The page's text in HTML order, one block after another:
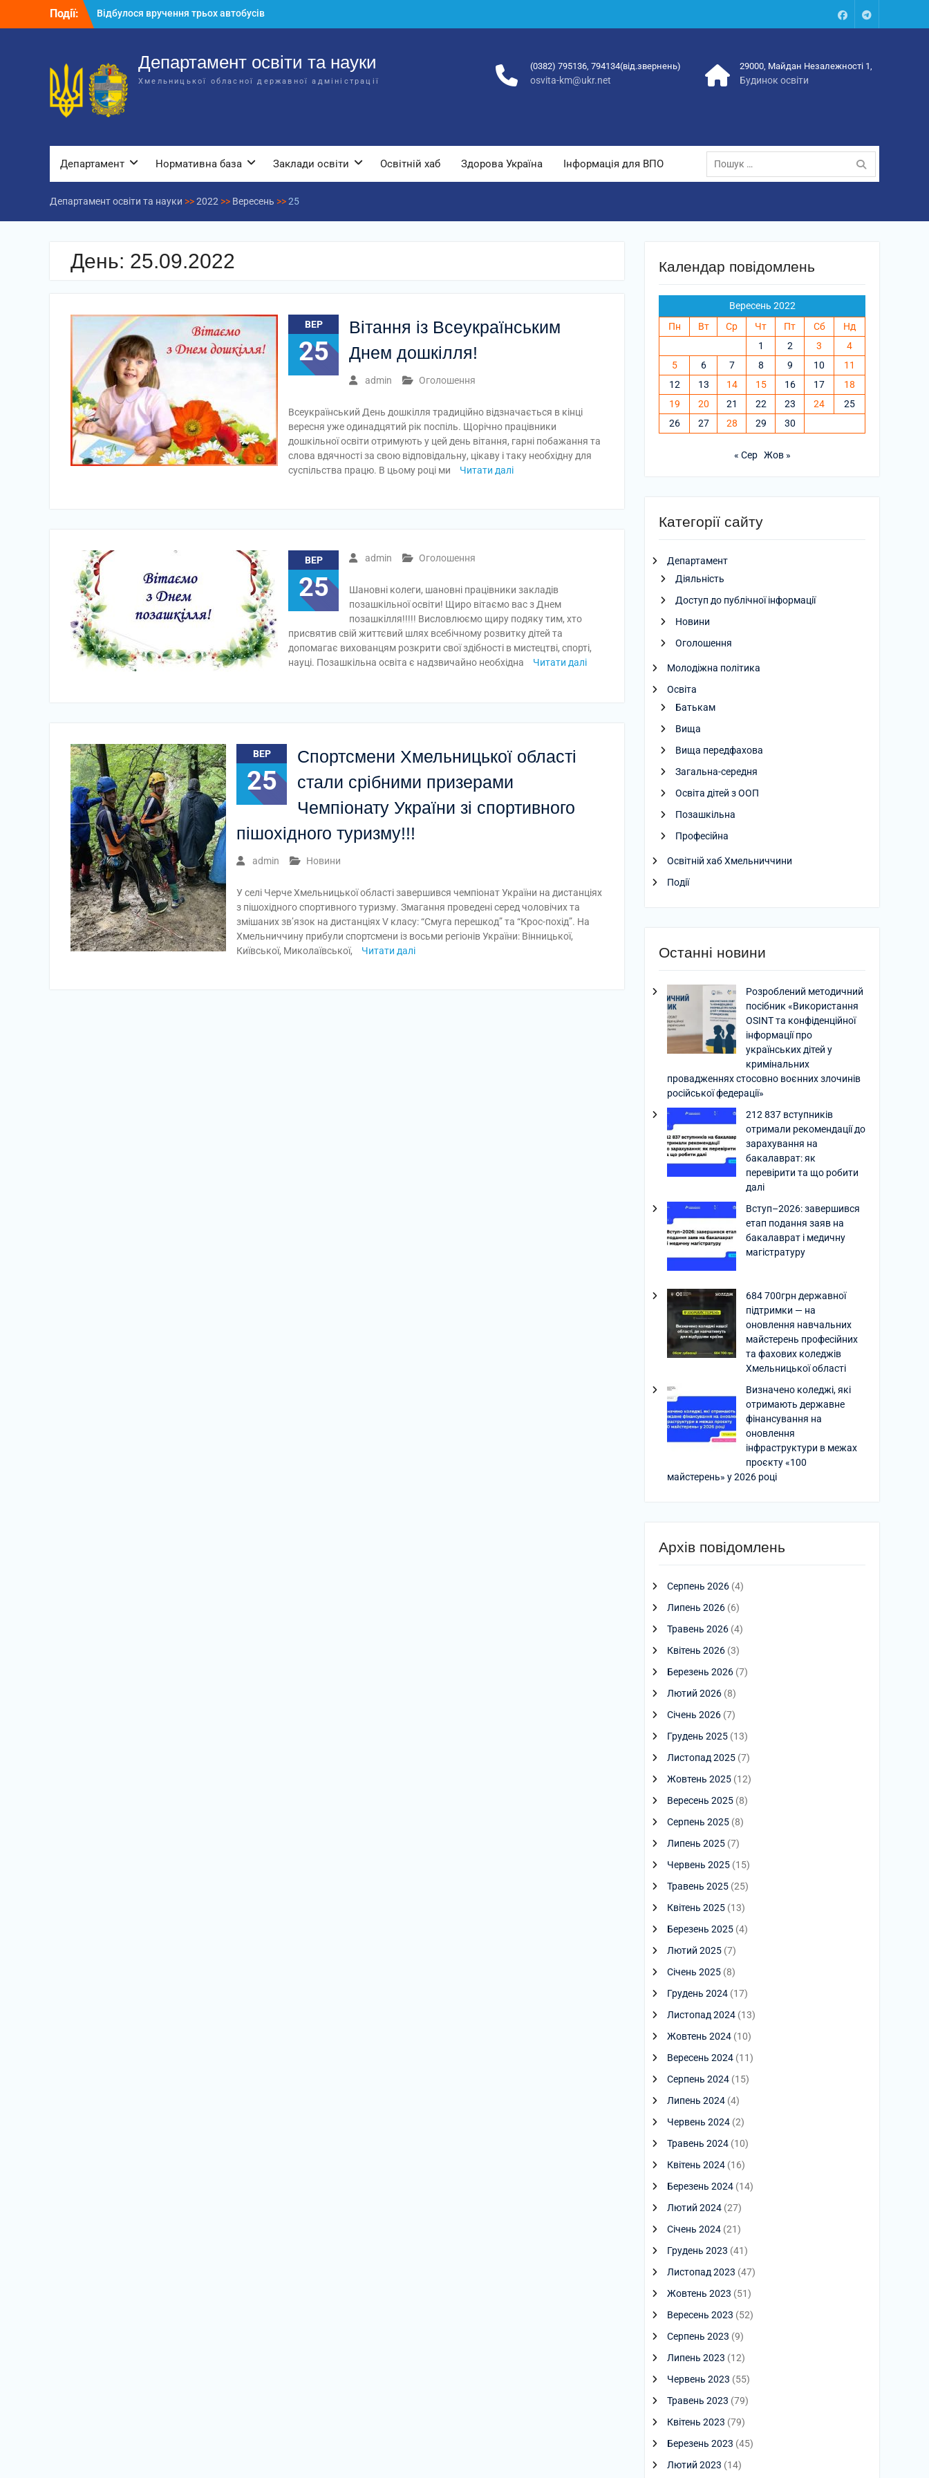
Події:
Відбулося вручення трьох автобусів
для потреб закладів освіти
Департаменту освіти та науки обласної
державної адміністрації
Відбулась обласна нарада для
відповідальних за національно-
патріотичне виховання
FacebookTalegram
Департамент освіти та науки
Хмельницької обласної державної адміністрації
(0382) 795136, 794134(від.звернень)
osvita-km@ukr.net
29000, Майдан Незалежності 1,
Будинок освіти
Департамент Нормативна база Заклади освіти Освітній хаб Здорова Україна Інформація для ВПО
Пошук:
Департамент освіти та науки >>2022 >> Вересень >>25
День: 25.09.2022
ВЕР
25
Вітання із Всеукраїнським
Днем дошкілля!
admin Оголошення
Всеукраїнський День дошкілля традиційно відзначається в кінці
вересня уже одинадцятий рік поспіль. Щорічно працівники
дошкільної освіти отримують у цей день вітання, гарні побажання та
слова вдячності за свою відповідальну, цікаву і таку необхідну для
суспільства працю. В цьому році ми
Читати далі
ВЕР
25
admin Оголошення
Шановні колеги, шановні працівники закладів
позашкільної освіти! Щиро вітаємо вас з Днем
позашкілля!!!!! Висловлюємо щиру подяку тим, хто
присвятив свій життєвий шлях всебічному розвитку дітей та
допомагає вихованцям розкрити свої здібності в мистецтві, спорті,
науці. Позашкільна освіта є надзвичайно необхідна
Читати далі
ВЕР
25
Спортсмени Хмельницької області
стали срібними призерами
Чемпіонату України зі спортивного
пішохідного туризму!!!
admin Новини
У селі Черче Хмельницької області завершився чемпіонат України на дистанціях
з пішохідного спортивного туризму. Змагання проведені серед чоловічих та
змішаних зв’язок на дистанціях V класу: “Смуга перешкод” та “Крос-похід”. На
Хмельниччину прибули спортсмени із восьми регіонів України: Вінницької,
Київської, Миколаївської,
Читати далі
Календар повідомлень
Вересень 2022
Пн
Вт Ср Чт Пт Сб
Нд
1
2 3
4
5
6 7 8 9 10
11
12
13 14 15 16 17
18
19
20 21 22 23 24
25
26
27 28 29 30
« Сер Жов »
Категорії сайту
Департамент
Діяльність
Доступ до публічної інформації
Новини
Оголошення
Молодіжна політика
Освіта
Батькам
Вища
Вища передфахова
Загальна-середня
Освіта дітей з ООП
Позашкільна
Професійна
Освітній хаб Хмельниччини
Події
Останні новини
Розроблений методичний
посібник «Використання
OSINT та конфіденційної
інформації про
українських дітей у
кримінальних
провадженнях стосовно воєнних злочинів
російської федерації»
212 837 вступників
отримали рекомендації до
зарахування на
бакалаврат: як
перевірити та що робити
далі
Вступ–2026: завершився
етап подання заяв на
бакалаврат і медичну
магістратуру
684 700грн державної
підтримки — на
оновлення навчальних
майстерень професійних
та фахових коледжів
Хмельницької області
Визначено коледжі, які
отримають державне
фінансування на
оновлення
інфраструктури в межах
проєкту «100
майстерень» у 2026 році
Архів повідомлень
Серпень 2026 (4)
Липень 2026 (6)
Травень 2026 (4)
Квітень 2026 (3)
Березень 2026 (7)
Лютий 2026 (8)
Січень 2026 (7)
Грудень 2025 (13)
Листопад 2025 (7)
Жовтень 2025 (12)
Вересень 2025 (8)
Серпень 2025 (8)
Липень 2025 (7)
Червень 2025 (15)
Травень 2025 (25)
Квітень 2025 (13)
Березень 2025 (4)
Лютий 2025 (7)
Січень 2025 (8)
Грудень 2024 (17)
Листопад 2024 (13)
Жовтень 2024 (10)
Вересень 2024 (11)
Серпень 2024 (15)
Липень 2024 (4)
Червень 2024 (2)
Травень 2024 (10)
Квітень 2024 (16)
Березень 2024 (14)
Лютий 2024 (27)
Січень 2024 (21)
Грудень 2023 (41)
Листопад 2023 (47)
Жовтень 2023 (51)
Вересень 2023 (52)
Серпень 2023 (9)
Липень 2023 (12)
Червень 2023 (55)
Травень 2023 (79)
Квітень 2023 (79)
Березень 2023 (45)
Лютий 2023 (14)